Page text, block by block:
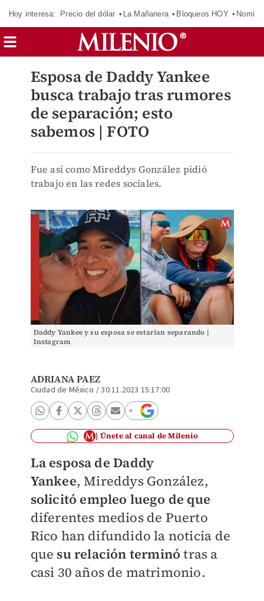
Hoy interesa: Precio del dólar La Mañanera Bloqueos HOY
Esposa de Daddy Yankee
busca trabajo tras rumores
de separación; esto
sabemos | FOTO
Fue así como Mireddys González pidió
trabajo en las redes sociales.
Daddy Yankee y su esposa se estarían separando |
Instagram
ADRIANA PAEZ
Ciudad de México /30.11.2023 15:17:00
Únete al canal de Milenio
La esposa deDaddy
Yankee,Mireddys González,
solicitó empleo luego de que
diferentes medios de Puerto
Rico han difundido la noticia de
que su relación terminó tras a
casi 30 años de matrimonio.